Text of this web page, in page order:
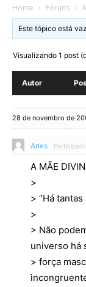
Home › Fóruns ›
Este tópico está
Visualizando 1 post
Autor
28 de novembro de
Aries
A MÃE
>
> “Há
>
> Não
universo há
> força